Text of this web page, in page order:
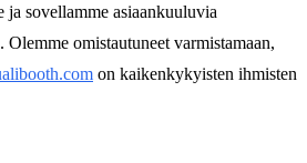
sovellamme asiaankuuluvia
Olemme omistautuneet varmistamaan,
on kaikenkykyisten ihmisten